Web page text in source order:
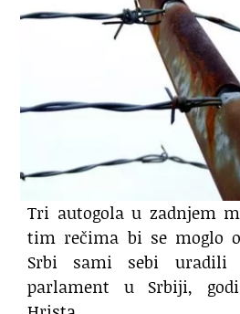
Tri autogola u zadnjem
tim rečima bi se moglo
Srbi sami sebi uradili
parlament u Srbiji,